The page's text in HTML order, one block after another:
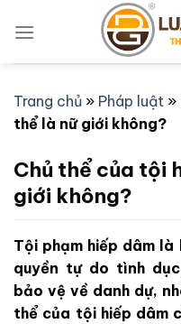
qua
Trang chủ » Pháp luật »
thể là nữ giới không?
Chủ thể của tội
giới không?
Tội phạm hiếp dâm
quyền tự do tình
bảo vệ về danh dự,
thể của tội hiếp dâm